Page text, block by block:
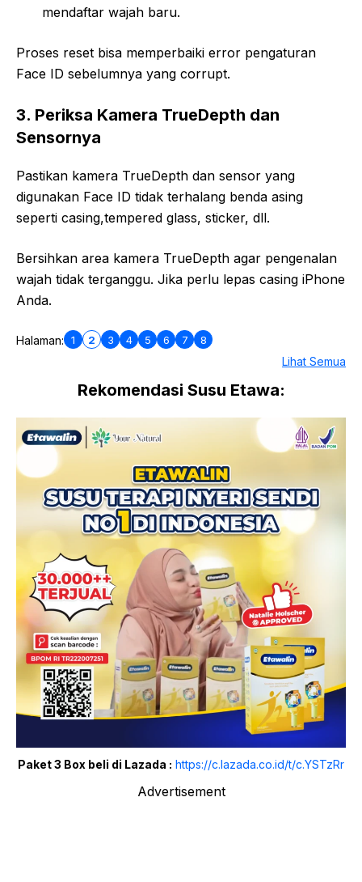
mendaftar wajah baru.
Proses reset bisa memperbaiki error pengaturan
Face ID sebelumnya yang corrupt.
3. Periksa Kamera TrueDepth dan
Sensornya
Pastikan kamera TrueDepth dan sensor yang
digunakan Face ID tidak terhalang benda asing
seperti casing,tempered glass, sticker, dll.
Bersihkan area kamera TrueDepth agar pengenalan
wajah tidak terganggu. Jika perlu lepas casing iPhone
Anda.
Halaman: 1 2 3 4 5 6 7 8
Lihat Semua
Rekomendasi Susu Etawa:
Paket 3 Box beli di Lazada : https://c.lazada.co.id/t/c.YSTzRr
Advertisement